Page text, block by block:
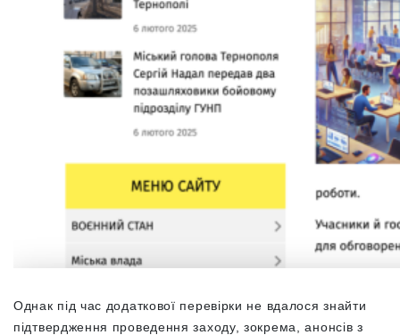
Однак під час додаткової перевірки не вдалося знайти
підтвердження проведення заходу, зокрема, анонсів з